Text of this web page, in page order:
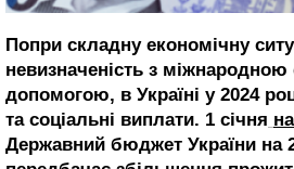
Попри складну економічну
невизначеність з
допомогою, в Україні у 2024
та соціальні виплати. 1 січня
Державний бюджет України на